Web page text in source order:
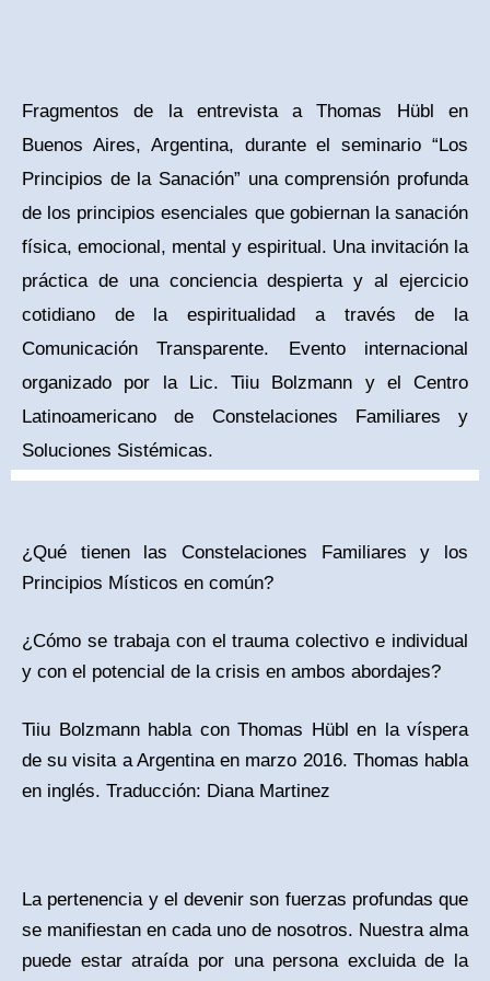
Fragmentos de la entrevista a Thomas Hübl en
Buenos Aires, Argentina, durante el seminario “Los
Principios de la Sanación” una comprensión profunda
de los principios esenciales que gobiernan la sanación
física, emocional, mental y espiritual. Una invitación la
práctica de una conciencia despierta y al ejercicio
cotidiano de la espiritualidad a través de la
Comunicación Transparente. Evento internacional
organizado por la Lic. Tiiu Bolzmann y el Centro
Latinoamericano de Constelaciones Familiares y
Soluciones Sistémicas.
¿Qué tienen las Constelaciones Familiares y los
Principios Místicos en común?
¿Cómo se trabaja con el trauma colectivo e individual
y con el potencial de la crisis en ambos abordajes?
Tiiu Bolzmann habla con Thomas Hübl en la víspera
de su visita a Argentina en marzo 2016. Thomas habla
en inglés. Traducción: Diana Martinez
La pertenencia y el devenir son fuerzas profundas que
se manifiestan en cada uno de nosotros. Nuestra alma
puede estar atraída por una persona excluida de la